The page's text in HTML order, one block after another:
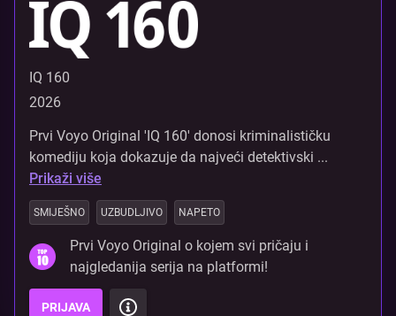
IQ 160
2026
Prvi Voyo Original 'IQ 160' donosi kriminalističku
komediju koja dokazuje da najveći detektivski ...
Prikaži više
SMIJEŠNO UZBUDLJIVO NAPETO
Prvi Voyo Original o kojem svi pričaju i
najgledanija serija na platformi!
PRIJAVA